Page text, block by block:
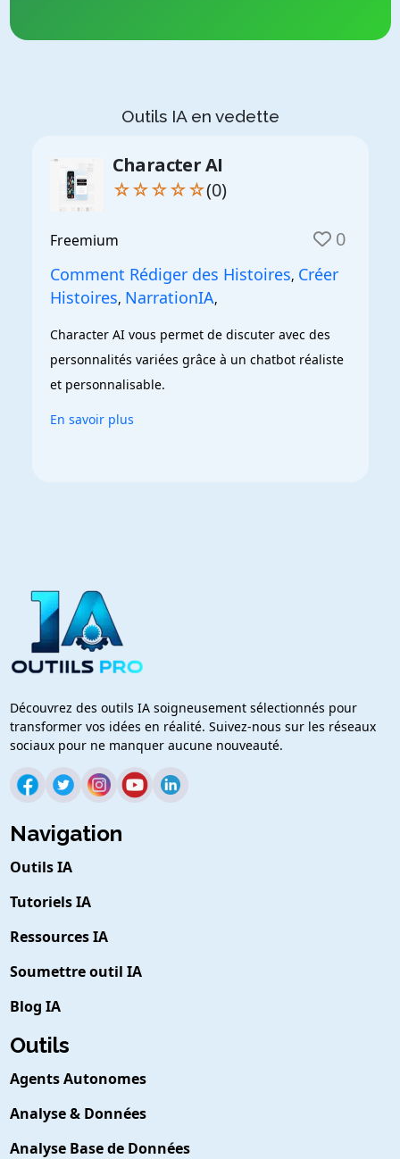
Outils IA en vedette
Character AI
☆☆☆☆☆(0)
Freemium 0
Comment Rédiger des Histoires, Créer
Histoires, NarrationIA,
Character AI vous permet de discuter avec des
personnalités variées grâce à un chatbot réaliste
et personnalisable.
En savoir plus
Découvrez des outils IA soigneusement sélectionnés pour
transformer vos idées en réalité. Suivez-nous sur les réseaux
sociaux pour ne manquer aucune nouveauté.
Navigation
Outils IA
Tutoriels IA
Ressources IA
Soumettre outil IA
Blog IA
Outils
Agents Autonomes
Analyse & Données
Analyse Base de Données